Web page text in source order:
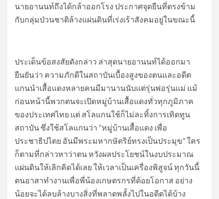
นายอานนท์ถึงได้กล้าออกโรง ประกาศจุดยืนที่ตรงข้าม
กับกลุ่มป่วนชาติล้างแผ่นดินที่เร่งเร้าสังคมอยู่ในขณะนี้
ประเด็นข้อสงสัยดังกล่าว ล่าสุดนายอานนท์ได้ออกมา
ยืนยันว่า ความภักดีในสถาบันเบื้องสูงของตนและอดีต
แกนนำเสื้อแดงหลายคนมีมานานนับแต่รุ่นพ่อรุ่นแม่ แม้
ก่อนหน้านี้พวกตนจะเปิดหมู่บ้านเสื้อแดงทั่วทุกภูมิภาค
ของประเทศไทย แต่ สโลแกนใช้ก็ไม่ละทิ้งการเทิดทูน
สถาบัน ซึ่งใช้สโลแกนว่า “หมู่บ้านเสื้อแดง เพื่อ
ประชาธิปไตย อันมีพระมหากษัตริย์ทรงเป็นประมุข” ใคร
ก็ตามที่กล่าวหาว่าตน หวังผลประโยชน์ในงบประมาณ
แผ่นดินให้เลิกคิดได้เลย ให้เวลาเป็นเครื่องพิสูจน์ ทุกวันนี้
ตนอาสาทำงานเพื่อพี่น้องเกษตรกรที่ด้อยโอกาส อย่าง
น้อยจะได้ลบล้างบางสิ่งที่พลาดพลั้งไปในอดีตได้บ้าง